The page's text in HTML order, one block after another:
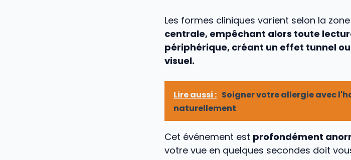
Les formes cliniques varient selon la
centrale, empêchant alors toute
périphérique, créant un effet tunnel
visuel.
Lire aussi : Soigner votre allergie avec
naturellement
Cet événement est profondément
votre vue en quelques secondes doit